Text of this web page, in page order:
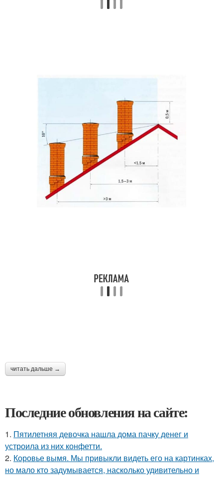
читать дальше →
Последние обновления на сайте:
1. Пятилетняя девочка нашла дома пачку денег и
устроила из них конфетти.
2. Коровье вымя. Мы привыкли видеть его на картинках,
но мало кто задумывается, насколько удивительно и